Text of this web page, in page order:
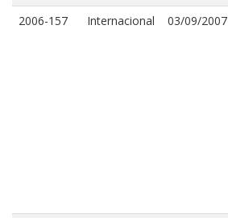
2006-157 Internacional 03/09/2007